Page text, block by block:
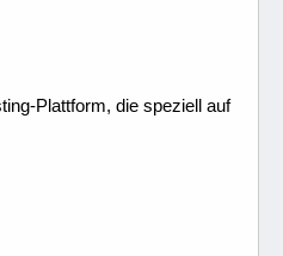
Plattform, die speziell auf